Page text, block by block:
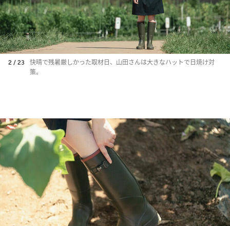
2 / 23
快晴で残暑厳しかった取材日、山田さんは大きなハットで日焼け対
策。